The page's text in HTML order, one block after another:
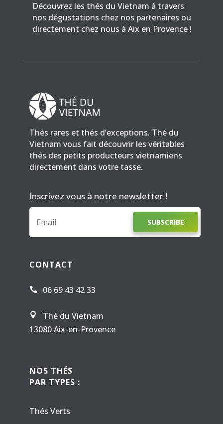
Découvrez les thés du Vietnam à travers
nos dégustations chez nos partenaires ou
directement chez nous à Aix en Provence !
Thés rares et thés d’exceptions. Thé du
Vietnam vous fait découvrir les véritables
thés des petits producteurs vietnamiens
directement dans votre tasse.
Inscrivez vous à notre newsletter !
SUBSCRIBE
CONTACT
 06 69 43 42 33

Thé du Vietnam
13080 Aix-en-Provence
NOS THÉS
PAR TYPES :
Thés Verts